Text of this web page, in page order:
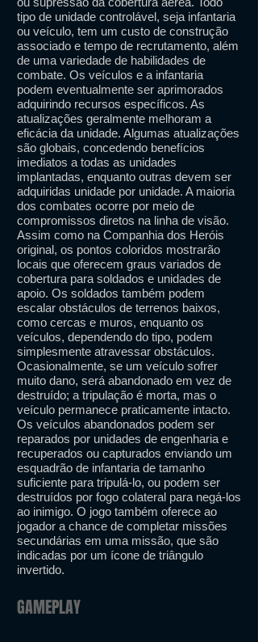
tipo de unidade controlável, seja infantaria
ou veículo, tem um custo de construção
associado e tempo de recrutamento, além
de uma variedade de habilidades de
combate. Os veículos e a infantaria
podem eventualmente ser aprimorados
adquirindo recursos específicos. As
atualizações geralmente melhoram a
eficácia da unidade. Algumas atualizações
são globais, concedendo benefícios
imediatos a todas as unidades
implantadas, enquanto outras devem ser
adquiridas unidade por unidade. A maioria
dos combates ocorre por meio de
compromissos diretos na linha de visão.
Assim como na Companhia dos Heróis
original, os pontos coloridos mostrarão
locais que oferecem graus variados de
cobertura para soldados e unidades de
apoio. Os soldados também podem
escalar obstáculos de terrenos baixos,
como cercas e muros, enquanto os
veículos, dependendo do tipo, podem
simplesmente atravessar obstáculos.
Ocasionalmente, se um veículo sofrer
muito dano, será abandonado em vez de
destruído; a tripulação é morta, mas o
veículo permanece praticamente intacto.
Os veículos abandonados podem ser
reparados por unidades de engenharia e
recuperados ou capturados enviando um
esquadrão de infantaria de tamanho
suficiente para tripulá-lo, ou podem ser
destruídos por fogo colateral para negá-los
ao inimigo. O jogo também oferece ao
jogador a chance de completar missões
secundárias em uma missão, que são
indicadas por um ícone de triângulo
invertido.
GAMEPLAY